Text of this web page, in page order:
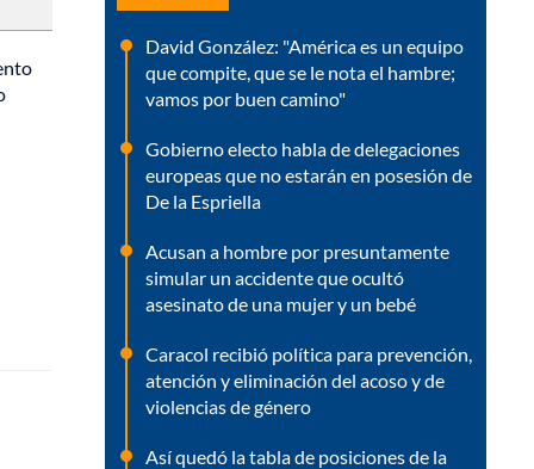
David González: "América es un equipo
que compite, que se le nota el hambre;
vamos por buen camino"
Gobierno electo habla de delegaciones
europeas que no estarán en posesión de
De la Espriella
Acusan a hombre por presuntamente
simular un accidente que ocultó
asesinato de una mujer y un bebé
Caracol recibió política para prevención,
atención y eliminación del acoso y de
violencias de género
Así quedó la tabla de posiciones de la